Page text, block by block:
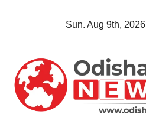
Sun. Aug 9th, 2026